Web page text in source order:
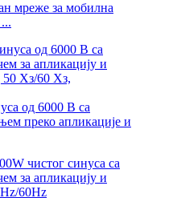
мреже за мобилна
од 6000 В са
преко апликације и